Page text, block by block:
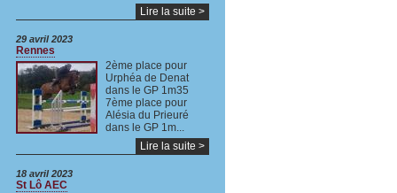
Lire la suite >
29 avril 2023
Rennes
2ème place pour
Urphéa de Denat
dans le GP 1m35
7ème place pour
Alésia du Prieuré
dans le GP 1m...
Lire la suite >
18 avril 2023
St Lô AEC